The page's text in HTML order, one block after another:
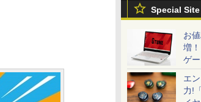
Special Site
お
増
ゲ
エ
力!